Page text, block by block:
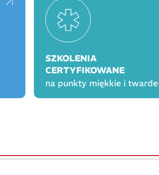
SZKOLENIA
CERTYFIKOWANE
na punkty miękkie i twarde